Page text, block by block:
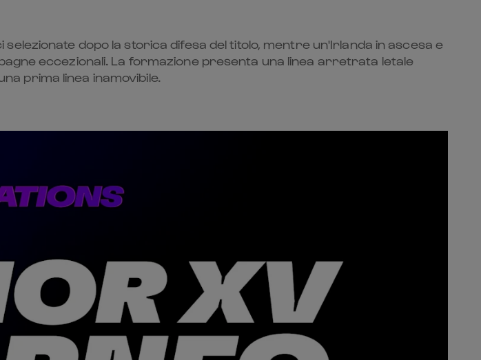
dopo la storica difesa del titolo, mentre un'Irlanda in ascesa e
eccezionali. La formazione presenta una linea arretrata letale
prima linea inamovibile.